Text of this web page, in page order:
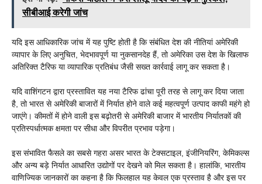
सीबीआई करेगी जांच
यदि इस आधिकारिक जांच में यह पुष्टि होती है कि संबंधित देश की नीतियां अमेरिकी
व्यापार के लिए अनुचित, भेदभावपूर्ण या नुकसानदेह हैं, तो अमेरिका उस देश के खिलाफ
अतिरिक्त टैरिफ या व्यापारिक प्रतिबंध जैसी सख्त कार्रवाई लागू कर सकता है।
यदि वाशिंगटन द्वारा प्रस्तावित यह नया टैरिफ ढांचा पूरी तरह से लागू कर दिया जाता
है, तो भारत से अमेरिकी बाजारों में निर्यात होने वाले कई महत्वपूर्ण उत्पाद काफी महंगे हो
जाएंगे। कीमतों में होने वाली इस बढ़ोतरी से अमेरिकी बाजार में भारतीय निर्यातकों की
प्रतिस्पर्धात्मक क्षमता पर सीधा और विपरीत प्रभाव पड़ेगा।
इस संभावित फैसले का सबसे गहरा असर भारत के टेक्सटाइल, इंजीनियरिंग, केमिकल्स
और अन्य बड़े निर्यात आधारित उद्योगों पर देखने को मिल सकता है। हालांकि, भारतीय
वाणिज्यिक जानकारों का कहना है कि फिलहाल यह केवल एक प्रस्ताव है और इस पर